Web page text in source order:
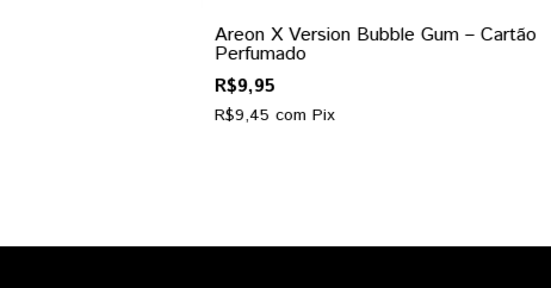
Areon X Version Bubble Gum – Cartão
Perfumado
R$9,95
R$9,45 com Pix